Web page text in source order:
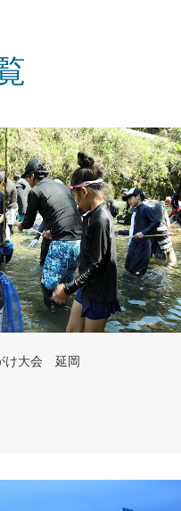
け大会 延岡